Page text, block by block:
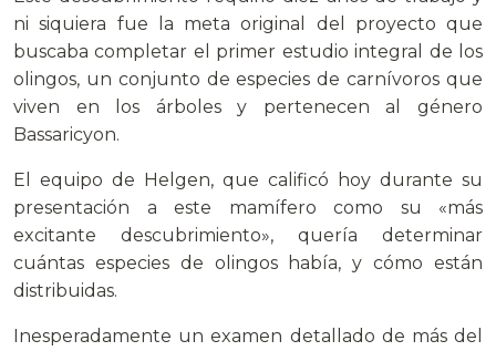
ni siquiera fue la meta original del proyecto que
buscaba completar el primer estudio integral de los
olingos, un conjunto de especies de carnívoros que
viven en los árboles y pertenecen al género
Bassaricyon.
El equipo de Helgen, que calificó hoy durante su
presentación a este mamífero como su «más
excitante descubrimiento», quería determinar
cuántas especies de olingos había, y cómo están
distribuidas.
Inesperadamente un examen detallado de más del